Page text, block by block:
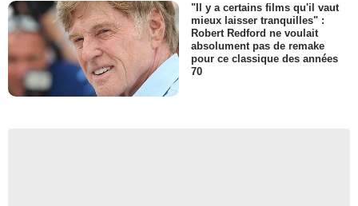
"Il y a certains films qu'il vaut
mieux laisser tranquilles" :
Robert Redford ne voulait
absolument pas de remake
pour ce classique des années
70